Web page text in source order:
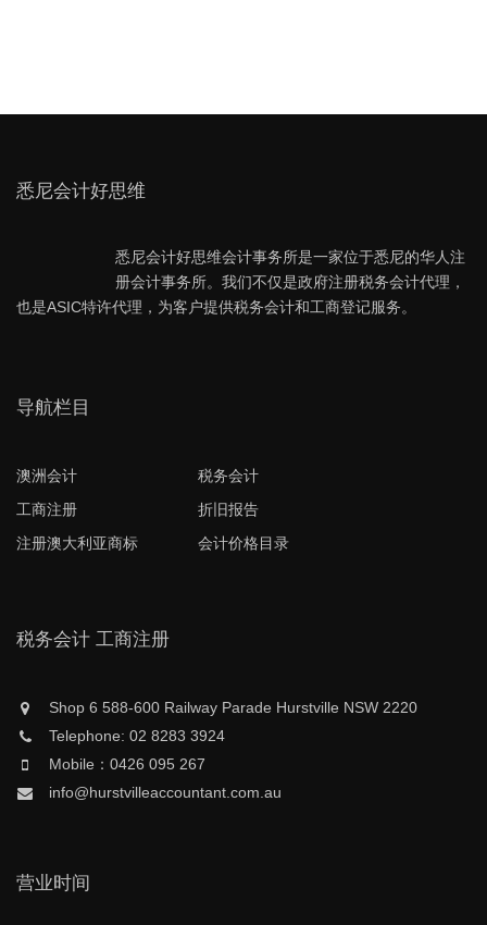
悉尼会计好思维
悉尼会计好思维会计事务所是一家位于悉尼的华人注
册会计事务所。我们不仅是政府注册税务会计代理，
也是ASIC特许代理，为客户提供税务会计和工商登记服务。
导航栏目
澳洲会计
税务会计
工商注册
折旧报告
注册澳大利亚商标
会计价格目录
税务会计 工商注册
Shop 6 588-600 Railway Parade Hurstville NSW 2220
Telephone: 02 8283 3924
Mobile：0426 095 267
info@hurstvilleaccountant.com.au
营业时间